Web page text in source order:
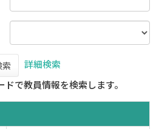
索
詳細検索
で教員情報を検索します。